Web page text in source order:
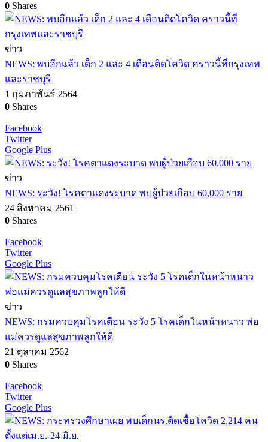
0 Shares
ข่าว
NEWS: พบอีกแล้ว เด็ก 2 และ 4 เดือนติดโควิด คราวนี้ที่กรุงเทพ
และราชบุรี
1 กุมภาพันธ์ 2564
0 Shares
Facebook
Twitter
Google Plus
ข่าว
NEWS: ระวัง! โรคตาแดงระบาด พบผู้ป่วยเกือบ 60,000 ราย
24 สิงหาคม 2561
0 Shares
Facebook
Twitter
Google Plus
ข่าว
NEWS: กรมควบคุมโรคเตือน ระวัง 5 โรคเด็กในหน้าหนาว พ่อ
แม่ควรดูแลสุขภาพลูกให้ดี
21 ตุลาคม 2562
0 Shares
Facebook
Twitter
Google Plus